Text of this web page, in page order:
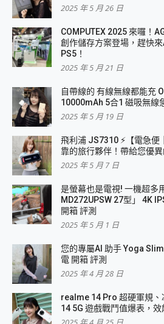
2025 年 5 月 26 日
COMPUTEX 2025 來囉！
創作儲存方案登場，趕快
PS5！
2025 年 5 月 21 日
自帶線的 有線無線都能充
10000mAh 5合1 磁吸無線
2025 年 5 月 19 日
飛利浦 JS7310 ⚡【電急
靠的旅行夥伴！帶給您優
2025 年 5 月 7 日
是螢幕也是電視! 一機超多
MD272UPSW 27型」 4K
開箱 評測
2025 年 5 月 1 日
您的專屬AI 助手 Yoga
電 開箱 評測
2025 年 4 月 28 日
realme 14 Pro 超硬軍規
14 5G 遊戲戰鬥值爆表，效